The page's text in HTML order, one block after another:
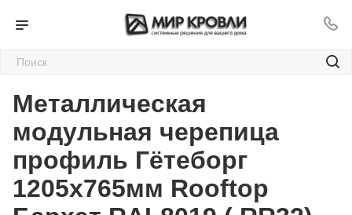
Металлическая
модульная черепица
профиль Гётеборг
1205х765мм Rooftop